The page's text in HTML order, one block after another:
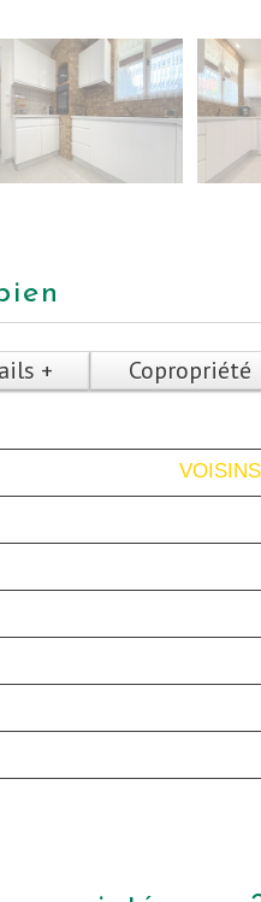
+ Copropriété